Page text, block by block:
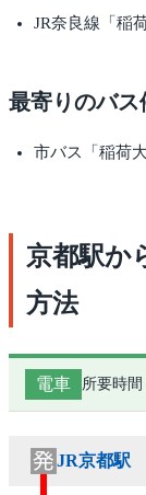
JR奈良線「稲
最寄りのバス
市バス「稲荷
京都駅か
方法
電車 所要時
JR京都駅